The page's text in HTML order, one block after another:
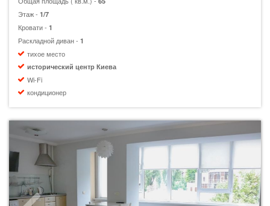
Этаж - 1/7
Кровати - 1
Раскладной диван - 1
тихое место
исторический центр Киева
Wi-Fi
кондиционер